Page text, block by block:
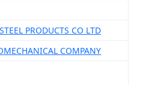
PRODUCTS CO LTD
COMPANY